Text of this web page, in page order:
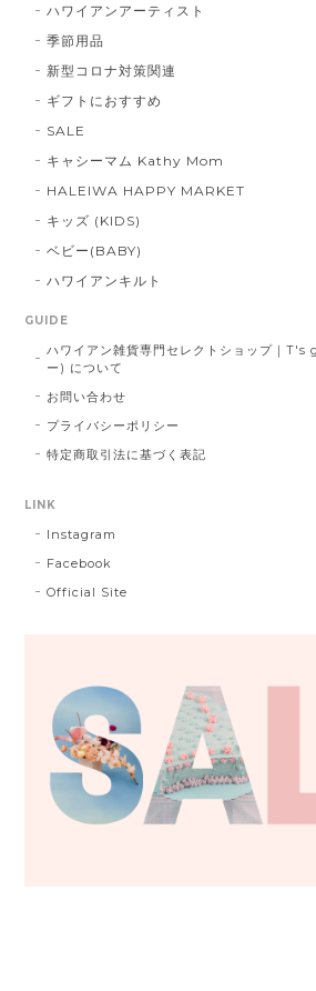
ハワイアンアーティスト
季節用品
新型コロナ対策関連
ギフトにおすすめ
SALE
キャシーマム Kathy Mom
HALEIWA HAPPY MARKET
キッズ (KIDS)
ベビー(BABY)
ハワイアンキルト
GUIDE
ハワイアン雑貨専門セレクトショップ｜
ー) について
お問い合わせ
プライバシーポリシー
特定商取引法に基づく表記
LINK
Instagram
Facebook
Official Site